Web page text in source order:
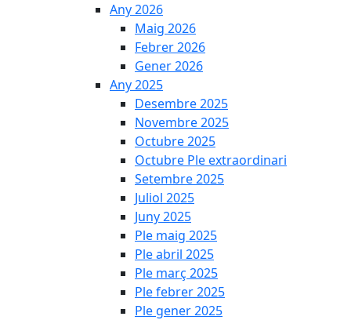
Any 2026
Maig 2026
Febrer 2026
Gener 2026
Any 2025
Desembre 2025
Novembre 2025
Octubre 2025
Octubre Ple extraordinari
Setembre 2025
Juliol 2025
Juny 2025
Ple maig 2025
Ple abril 2025
Ple març 2025
Ple febrer 2025
Ple gener 2025